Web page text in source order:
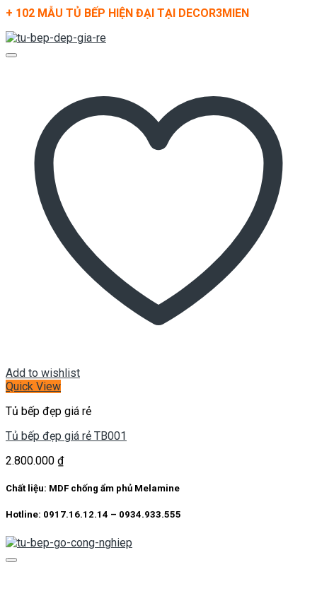
+ 102 MẪU TỦ BẾP HIỆN ĐẠI TẠI DECOR3MIEN
Add to wishlist
Quick View
Tủ bếp đẹp giá rẻ
Tủ bếp đẹp giá rẻ TB001
2.800.000 ₫
Chất liệu: MDF chống ẩm phủ Melamine
Hotline: 0917.16.12.14 – 0934.933.555